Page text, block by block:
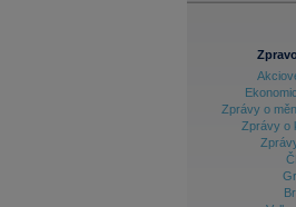
Zprávy o
Zprávy o